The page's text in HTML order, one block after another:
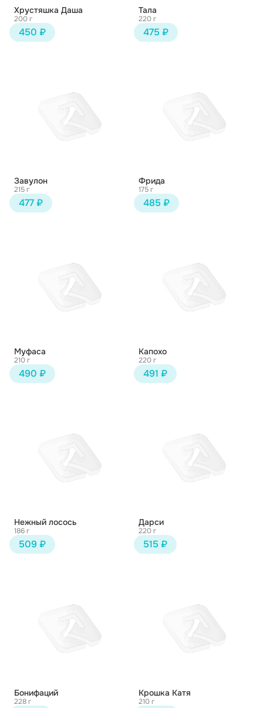
Хрустяшка Даша
200 г
450 ₽
Тала
220 г
475 ₽
Завулон
215 г
477 ₽
Фрида
175 г
485 ₽
Муфаса
210 г
490 ₽
Капохо
220 г
491 ₽
Нежный лосось
186 г
509 ₽
Дарси
220 г
515 ₽
Бонифаций
228 г
Крошка Катя
210 г